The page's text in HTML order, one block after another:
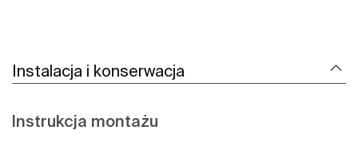
Instalacja i konserwacja
Instrukcja montażu